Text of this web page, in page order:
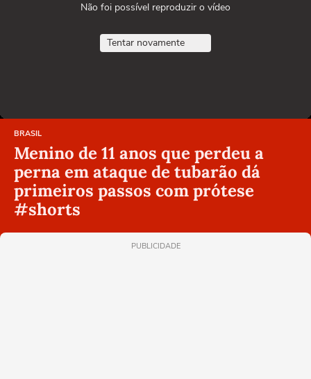
Não foi possível reproduzir o vídeo
Tentar novamente
BRASIL
Menino de 11 anos que perdeu a
perna em ataque de tubarão dá
primeiros passos com prótese
#shorts
PUBLICIDADE